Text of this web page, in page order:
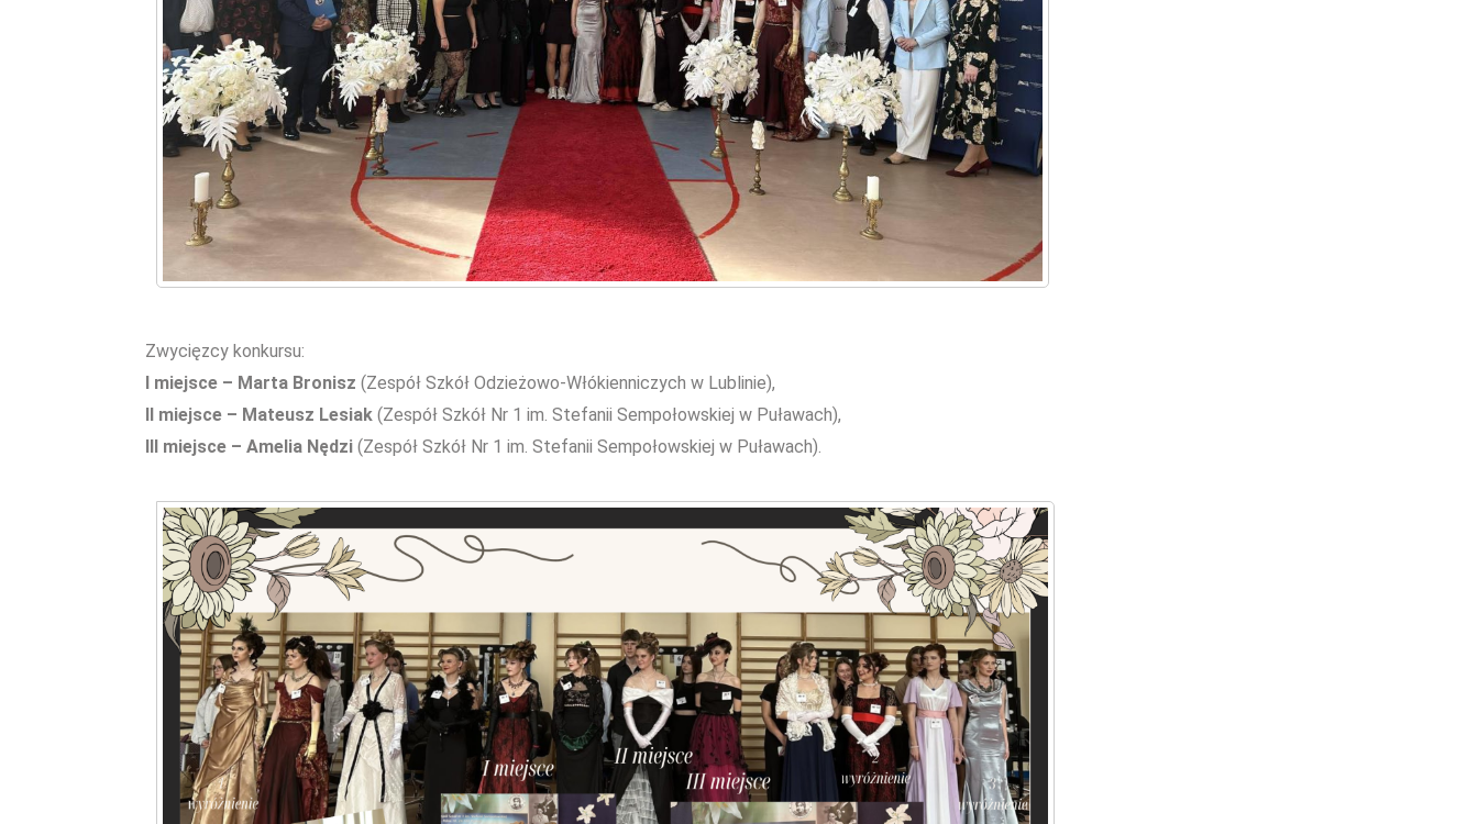
Zwycięzcy konkursu:
I miejsce – Marta Bronisz (Zespół Szkół Odzieżowo-Włókienniczych w Lublinie),
II miejsce – Mateusz Lesiak (Zespół Szkół Nr 1 im. Stefanii Sempołowskiej w Puławach),
III miejsce – Amelia Nędzi (Zespół Szkół Nr 1 im. Stefanii Sempołowskiej w Puławach).